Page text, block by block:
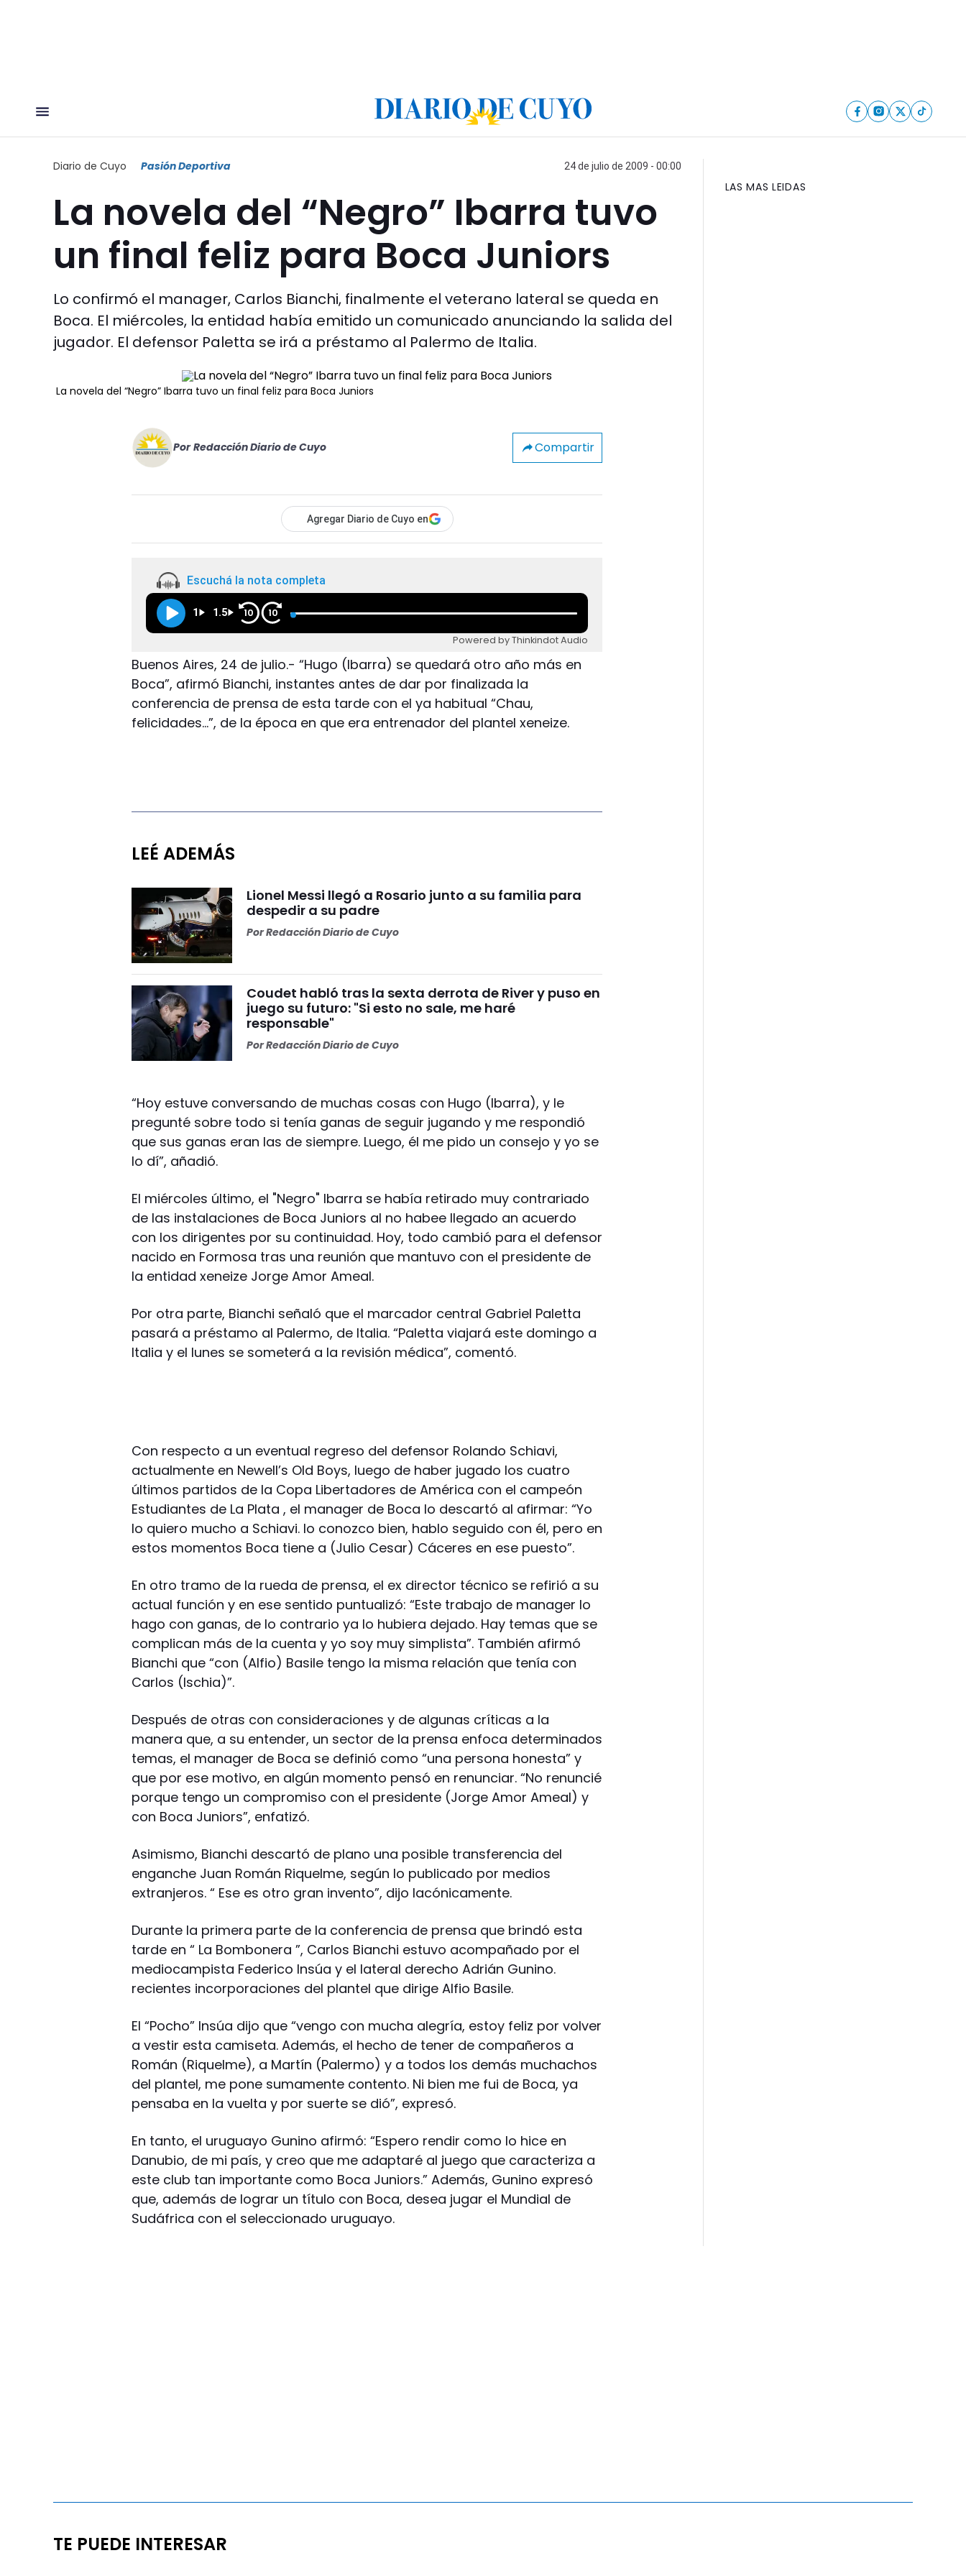
Diario de Cuyo Pasión Deportiva 24 de julio de 2009 - 00:00
La novela del “Negro” Ibarra tuvo
un final feliz para Boca Juniors
Lo confirmó el manager, Carlos Bianchi, finalmente el veterano lateral se queda en
Boca. El miércoles, la entidad había emitido un comunicado anunciando la salida del
jugador. El defensor Paletta se irá a préstamo al Palermo de Italia.
La novela del “Negro” Ibarra tuvo un final feliz para Boca Juniors
Por Redacción Diario de Cuyo Compartir
Agregar Diario de Cuyo en
Escuchá la nota completa
1 1.5 10 10
Powered by Thinkindot Audio
Buenos Aires, 24 de julio.- “Hugo (Ibarra) se quedará otro año más en
Boca”, afirmó Bianchi, instantes antes de dar por finalizada la
conferencia de prensa de esta tarde con el ya habitual “Chau,
felicidades…”, de la época en que era entrenador del plantel xeneize.
LEÉ ADEMÁS
Lionel Messi llegó a Rosario junto a su familia para
despedir a su padre
PorRedacción Diario de Cuyo
Coudet habló tras la sexta derrota de River y puso en
juego su futuro: "Si esto no sale, me haré
responsable"
PorRedacción Diario de Cuyo
“Hoy estuve conversando de muchas cosas con Hugo (Ibarra), y le
pregunté sobre todo si tenía ganas de seguir jugando y me respondió
que sus ganas eran las de siempre. Luego, él me pido un consejo y yo se
lo dí”, añadió.
El miércoles último, el "Negro" Ibarra se había retirado muy contrariado
de las instalaciones de Boca Juniors al no habee llegado an acuerdo
con los dirigentes por su continuidad. Hoy, todo cambió para el defensor
nacido en Formosa tras una reunión que mantuvo con el presidente de
la entidad xeneize Jorge Amor Ameal.
Por otra parte, Bianchi señaló que el marcador central Gabriel Paletta
pasará a préstamo al Palermo, de Italia. “Paletta viajará este domingo a
Italia y el lunes se someterá a la revisión médica”, comentó.
Con respecto a un eventual regreso del defensor Rolando Schiavi,
actualmente en Newell’s Old Boys, luego de haber jugado los cuatro
últimos partidos de la Copa Libertadores de América con el campeón
Estudiantes de La Plata , el manager de Boca lo descartó al afirmar: “Yo
lo quiero mucho a Schiavi. lo conozco bien, hablo seguido con él, pero en
estos momentos Boca tiene a (Julio Cesar) Cáceres en ese puesto”.
En otro tramo de la rueda de prensa, el ex director técnico se refirió a su
actual función y en ese sentido puntualizó: “Este trabajo de manager lo
hago con ganas, de lo contrario ya lo hubiera dejado. Hay temas que se
complican más de la cuenta y yo soy muy simplista”. También afirmó
Bianchi que “con (Alfio) Basile tengo la misma relación que tenía con
Carlos (Ischia)”.
Después de otras con consideraciones y de algunas críticas a la
manera que, a su entender, un sector de la prensa enfoca determinados
temas, el manager de Boca se definió como “una persona honesta” y
que por ese motivo, en algún momento pensó en renunciar. “No renuncié
porque tengo un compromiso con el presidente (Jorge Amor Ameal) y
con Boca Juniors”, enfatizó.
Asimismo, Bianchi descartó de plano una posible transferencia del
enganche Juan Román Riquelme, según lo publicado por medios
extranjeros. “ Ese es otro gran invento”, dijo lacónicamente.
Durante la primera parte de la conferencia de prensa que brindó esta
tarde en “ La Bombonera ”, Carlos Bianchi estuvo acompañado por el
mediocampista Federico Insúa y el lateral derecho Adrián Gunino.
recientes incorporaciones del plantel que dirige Alfio Basile.
El “Pocho” Insúa dijo que “vengo con mucha alegría, estoy feliz por volver
a vestir esta camiseta. Además, el hecho de tener de compañeros a
Román (Riquelme), a Martín (Palermo) y a todos los demás muchachos
del plantel, me pone sumamente contento. Ni bien me fui de Boca, ya
pensaba en la vuelta y por suerte se dió”, expresó.
En tanto, el uruguayo Gunino afirmó: “Espero rendir como lo hice en
Danubio, de mi país, y creo que me adaptaré al juego que caracteriza a
este club tan importante como Boca Juniors.” Además, Gunino expresó
que, además de lograr un título con Boca, desea jugar el Mundial de
Sudáfrica con el seleccionado uruguayo.
LAS MAS LEIDAS
TE PUEDE INTERESAR